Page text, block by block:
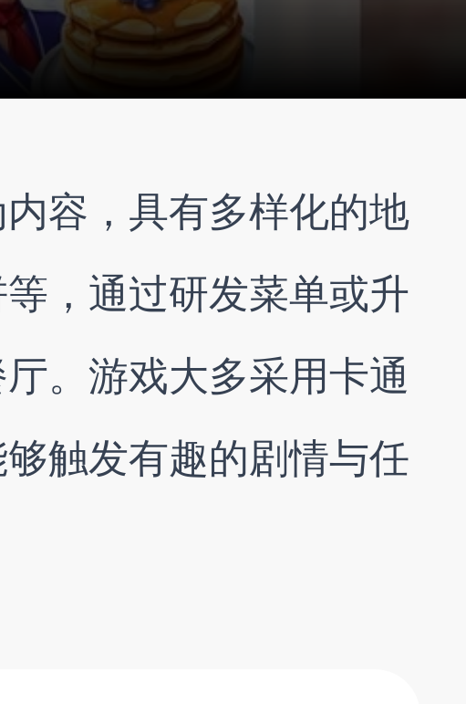
容，具有多样化的地
，通过研发菜单或升
。游戏大多采用卡通
触发有趣的剧情与任